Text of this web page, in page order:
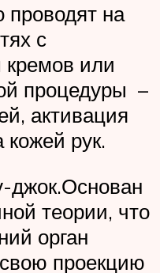
на
с
кремов или
процедуры –
активация
кожей рук.
джок.Основан
теории, что
орган
проекцию